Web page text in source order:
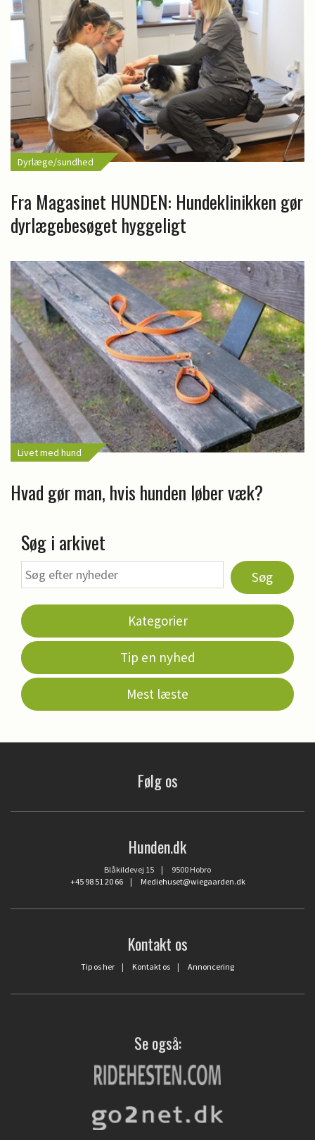
Dyrlæge/sundhed
Fra Magasinet HUNDEN: Hundeklinikken gør
dyrlægebesøget hyggeligt
Livet med hund
Hvad gør man, hvis hunden løber væk?
Søg i arkivet
Søg
Kategorier
Tip en nyhed
Mest læste
Følg os
Hunden.dk
Blåkildevej 15 | 9500 Hobro
+45 98 51 20 66| Mediehuset@wiegaarden.dk
Kontakt os
Tip os her | Kontakt os | Annoncering
Se også: